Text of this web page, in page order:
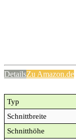
DetailsZu Amazon.de
Typ
Schnittbreite
Schnitthöhe